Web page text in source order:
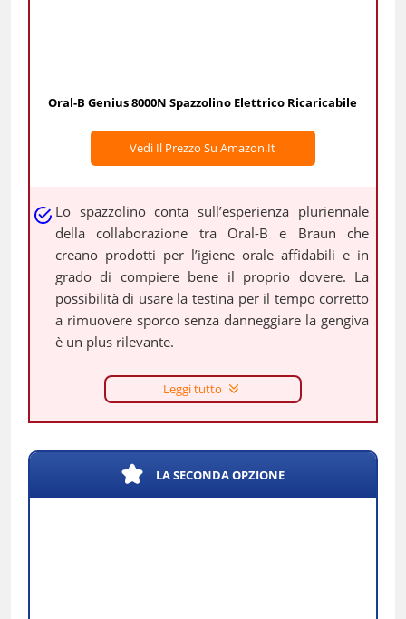
Oral-B Genius 8000N Spazzolino Elettrico Ricaricabile
Vedi Il Prezzo Su Amazon.it
Lo spazzolino conta sull’esperienza pluriennale
della collaborazione tra Oral-B e Braun che
creano prodotti per l’igiene orale affidabili e in
grado di compiere bene il proprio dovere. La
possibilità di usare la testina per il tempo corretto
a rimuovere sporco senza danneggiare la gengiva
è un plus rilevante.
Leggi tutto
LA SECONDA OPZIONE